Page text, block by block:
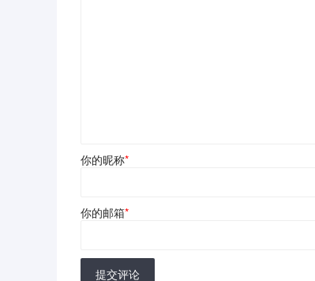
你的昵称*
你的邮箱*
提交评论